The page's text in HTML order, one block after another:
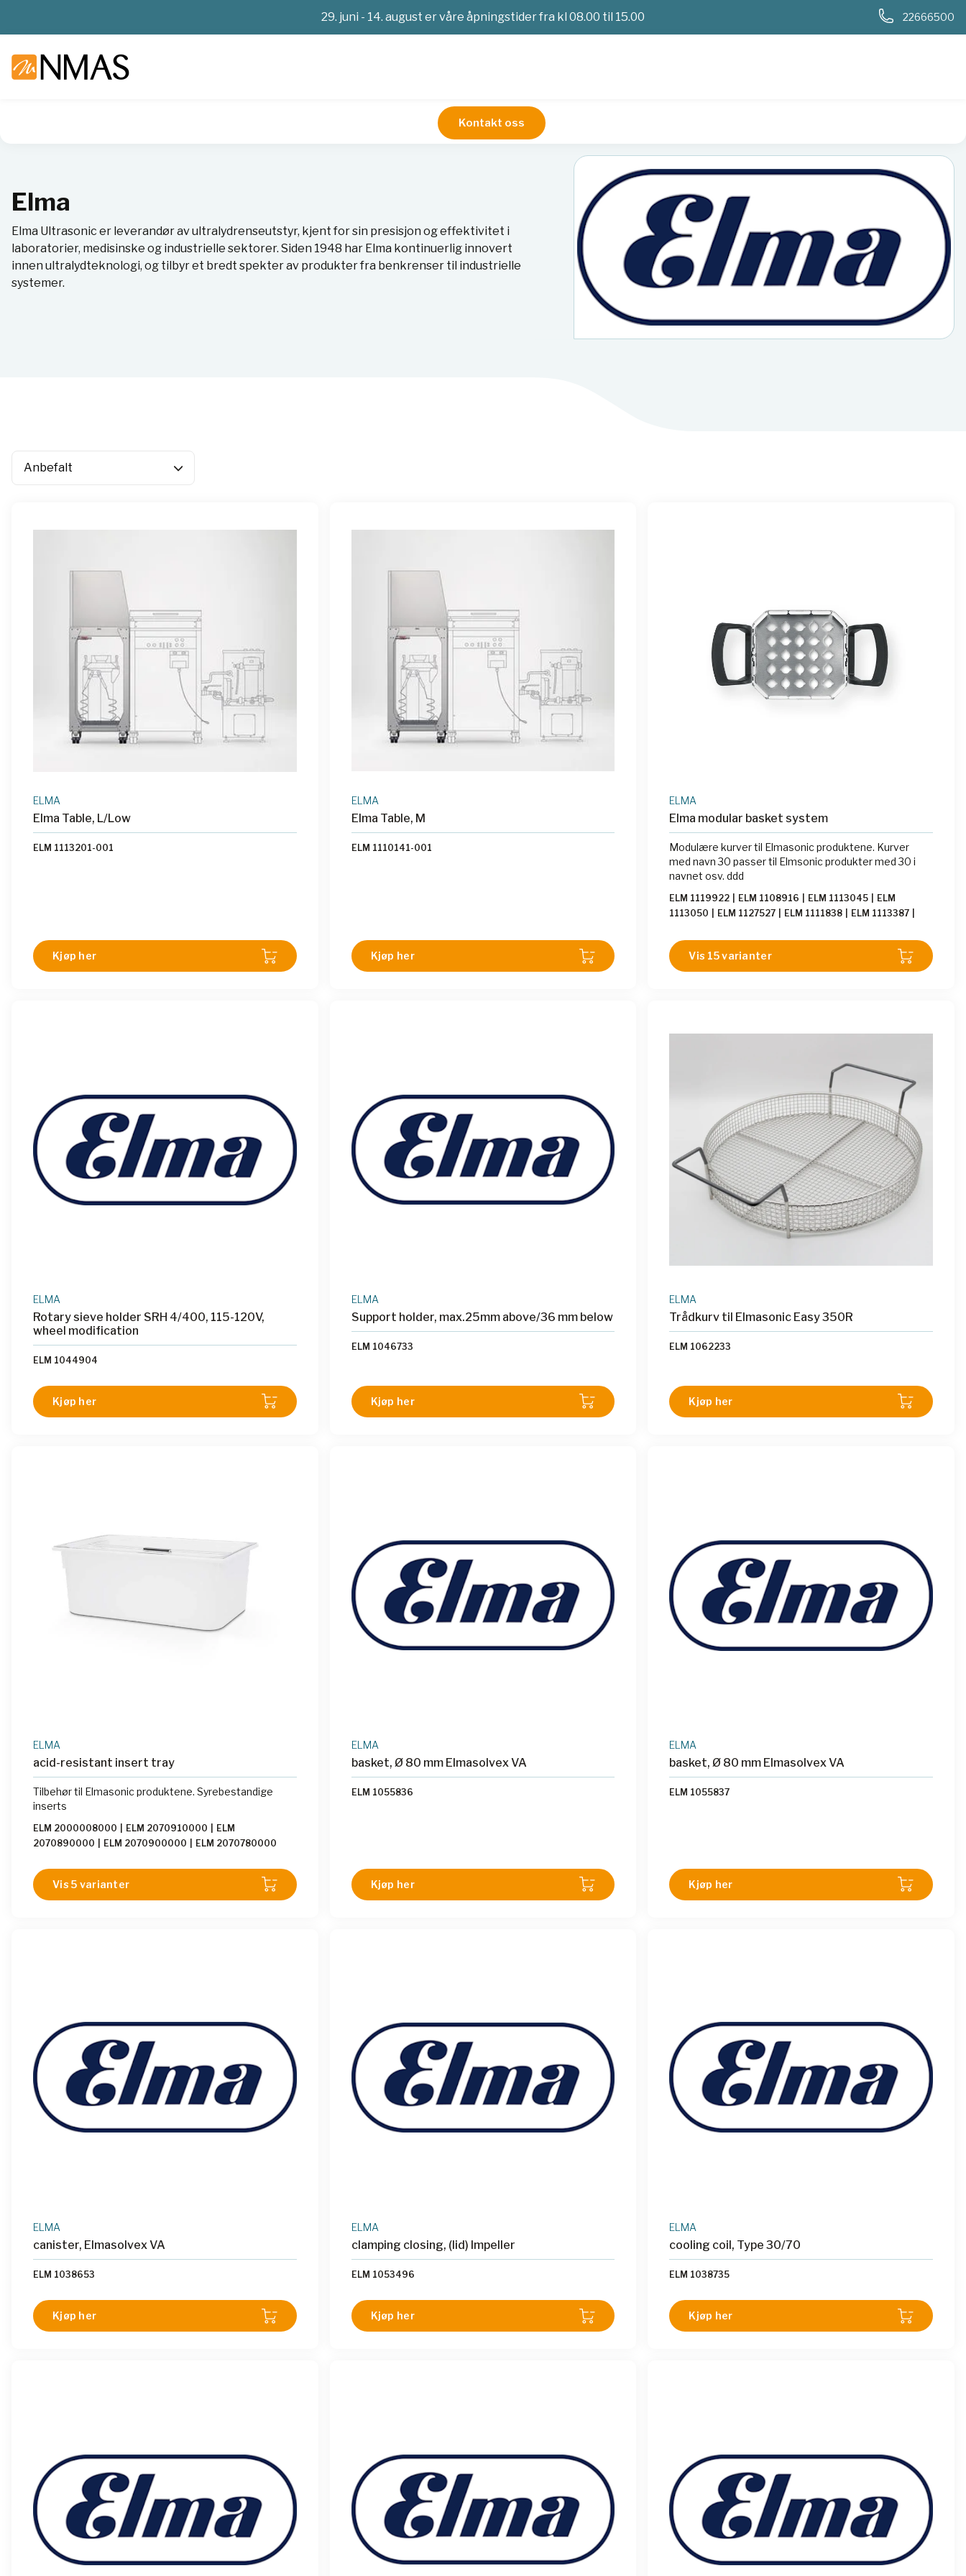
29. juni - 14. august er våre åpningstider fra kl 08.00 til 15.00 22666500
Kontakt oss
Elma
Elma Ultrasonic er leverandør av ultralydrenseutstyr, kjent for sin presisjon og effektivitet i
laboratorier, medisinske og industrielle sektorer. Siden 1948 har Elma kontinuerlig innovert
innen ultralydteknologi, og tilbyr et bredt spekter av produkter fra benkrenser til industrielle
systemer.
ELMA
Elma Table, L/Low
ELM 1113201-001
Kjøp her
ELMA
Elma Table, M
ELM 1110141-001
Kjøp her
ELMA
Elma modular basket system
Modulære kurver til Elmasonic produktene. Kurver
med navn 30 passer til Elmsonic produkter med 30 i
navnet osv. ddd
ELM 1119922 ELM 1108916 ELM 1113045
ELM
1113050
ELM 1127527 ELM 1111838 ELM 1113387
1108458|ELM 1113072|ELM 1107675|ELM 1107641|
ELM 1117923
Vis 15 varianter
ELMA
Rotary sieve holder SRH 4/400, 115-120V,
wheel modification
ELM 1044904
Kjøp her
ELMA
Support holder, max.25mm above/36 mm below
ELM 1046733
Kjøp her
ELMA
Trådkurv til Elmasonic Easy 350R
ELM 1062233
Kjøp her
ELMA
acid-resistant insert tray
Tilbehør til Elmasonic produktene. Syrebestandige
inserts
ELM 2000008000 ELM 2070910000
ELM
2070890000
ELM 2070900000 ELM 2070780000
Vis 5 varianter
ELMA
basket, Ø 80 mm Elmasolvex VA
ELM 1055836
Kjøp her
ELMA
basket, Ø 80 mm Elmasolvex VA
ELM 1055837
Kjøp her
ELMA
canister, Elmasolvex VA
ELM 1038653
Kjøp her
ELMA
clamping closing, (lid) Impeller
ELM 1053496
Kjøp her
ELMA
cooling coil, Type 30/70
ELM 1038735
Kjøp her